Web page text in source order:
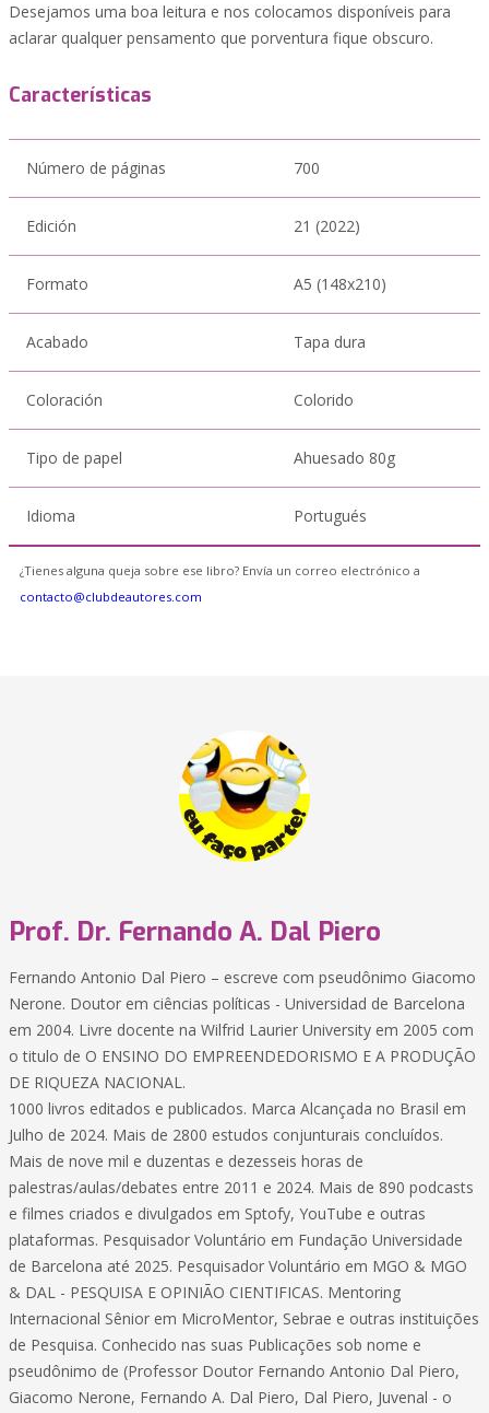
Desejamos uma boa leitura e nos colocamos disponíveis para
aclarar qualquer pensamento que porventura fique obscuro.
Características
Número de páginas 700
Edición 21 (2022)
Formato A5 (148x210)
Acabado Tapa dura
Coloración Colorido
Tipo de papel Ahuesado 80g
Idioma Portugués
¿Tienes alguna queja sobre ese libro? Envía un correo electrónico a
contacto@clubdeautores.com
Prof. Dr. Fernando A. Dal Piero
Fernando Antonio Dal Piero – escreve com pseudônimo Giacomo
Nerone. Doutor em ciências políticas - Universidad de Barcelona
em 2004. Livre docente na Wilfrid Laurier University em 2005 com
o titulo de O ENSINO DO EMPREENDEDORISMO E A PRODUÇÃO
DE RIQUEZA NACIONAL.
1000 livros editados e publicados. Marca Alcançada no Brasil em
Julho de 2024. Mais de 2800 estudos conjunturais concluídos.
Mais de nove mil e duzentas e dezesseis horas de
palestras/aulas/debates entre 2011 e 2024. Mais de 890 podcasts
e filmes criados e divulgados em Sptofy, YouTube e outras
plataformas. Pesquisador Voluntário em Fundação Universidade
de Barcelona até 2025. Pesquisador Voluntário em MGO & MGO
& DAL - PESQUISA E OPINIÃO CIENTIFICAS. Mentoring
Internacional Sênior em MicroMentor, Sebrae e outras instituições
de Pesquisa. Conhecido nas suas Publicações sob nome e
pseudônimo de (Professor Doutor Fernando Antonio Dal Piero,
Giacomo Nerone, Fernando A. Dal Piero, Dal Piero, Juvenal - o